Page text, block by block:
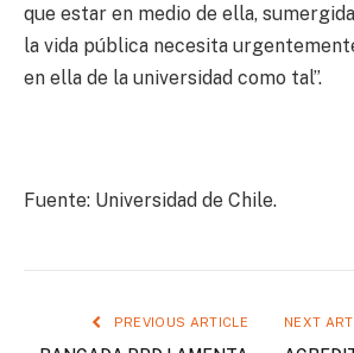
que estar en medio de ella,
la vida pública necesita
en ella de la universidad como tal”.
Fuente: Universidad de Chile.
PREVIOUS ARTICLE NEXT